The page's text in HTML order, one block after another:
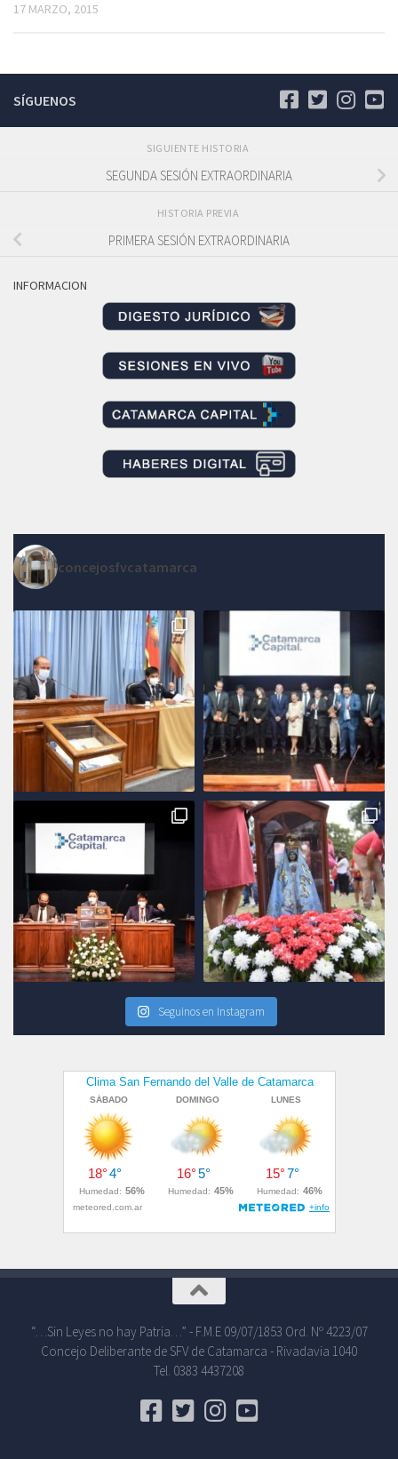
17 MARZO, 2015
SÍGUENOS
SIGUIENTE HISTORIA
SEGUNDA SESIÓN EXTRAORDINARIA
HISTORIA PREVIA
PRIMERA SESIÓN EXTRAORDINARIA
INFORMACION
concejosfvcatamarca
Seguinos en Instagram
“…Sin Leyes no hay Patria…” - F.M.E 09/07/1853 Ord. Nº 4223/07
Concejo Deliberante de SFV de Catamarca - Rivadavia 1040
Tel. 0383 4437208